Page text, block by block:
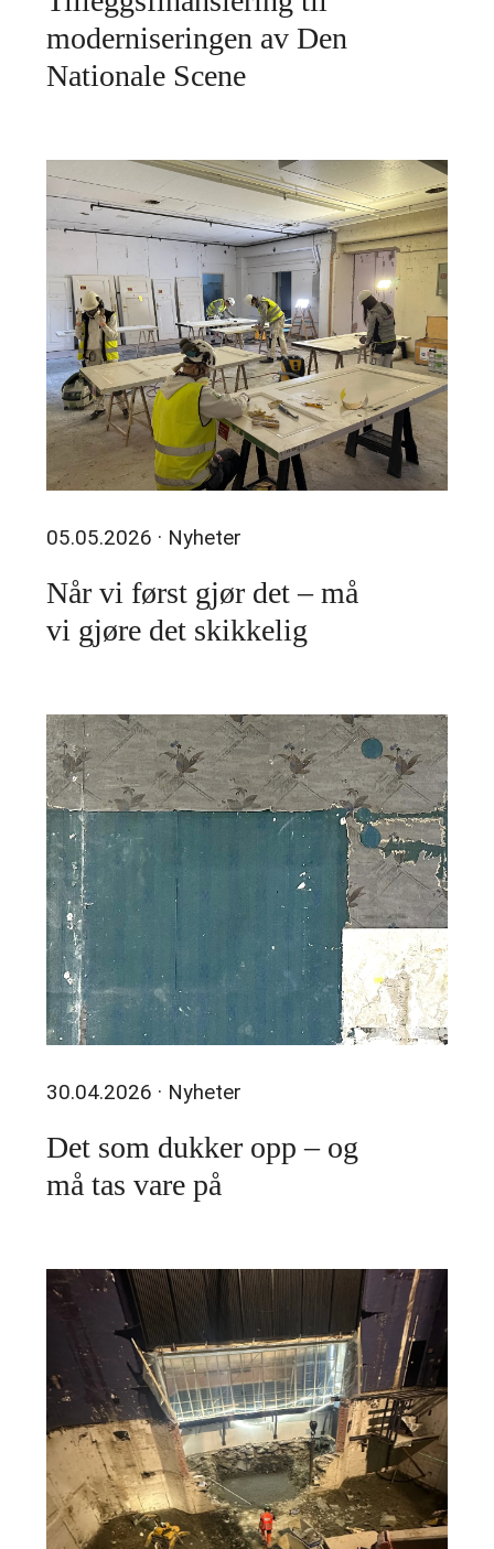
moderniseringen av Den
Nationale Scene
05.05.2026 · Nyheter
Når vi først gjør det – må
vi gjøre det skikkelig
30.04.2026 · Nyheter
Det som dukker opp – og
må tas vare på